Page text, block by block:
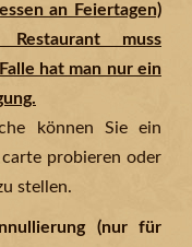
an Feiertagen)
muss
hat man nur ein
können Sie ein
probieren oder
stellen.
(nur für